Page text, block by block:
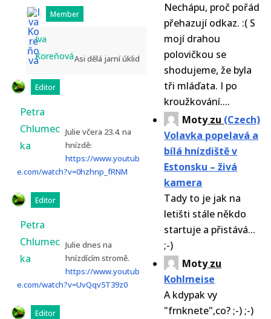
Nechápu, proč pořád
přehazují odkaz. :( S
mojí drahou
polovičkou se
shodujeme, že byla
tři mláďata. I po
kroužkování....
Motyzu (Czech)
Volavka popelavá a
bílá hnízdiště v
Estonsku – živá
kamera
Tady to je jak na
letišti stále někdo
startuje a přistává...
;-)
Motyzu
Kohlmeise
A kdypak vy
"frnknete",co? ;-) ;-)
Member
Iva
KoreňováAsi dělá jarní úklid
Editor
Petra
Chlumec
ka
Julie včera 23.4. na
hnízdě:
https://www.youtub
e.com/watch?v=0hzhnp_fRNM
Editor
Petra
Chlumec
ka
Julie dnes na
hnízdícím stromě.
https://www.youtub
e.com/watch?v=UvQqv5T39z0
Editor